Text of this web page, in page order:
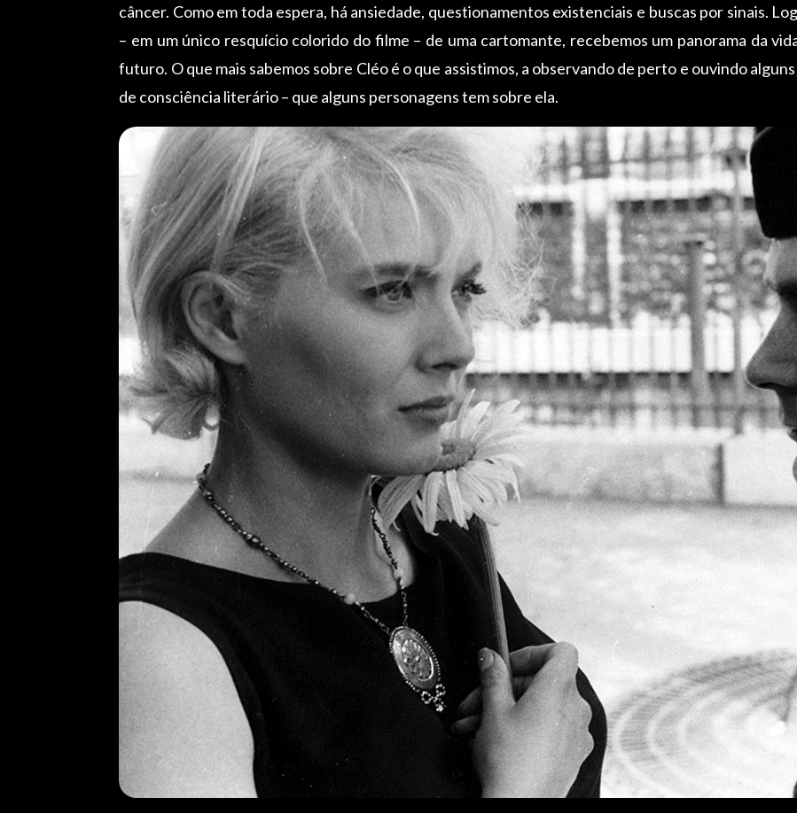
câncer. Como em toda espera, há ansiedade, questionamentos existenciais e buscas por sinais.
– em um único resquício colorido do filme – de uma cartomante, recebemos um panorama da
futuro. O que mais sabemos sobre Cléo é o que assistimos, a observando de perto e ouvindo
de consciência literário – que alguns personagens tem sobre ela.